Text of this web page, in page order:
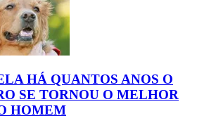
HÁ QUANTOS ANOS O
SE TORNOU O MELHOR
HOMEM